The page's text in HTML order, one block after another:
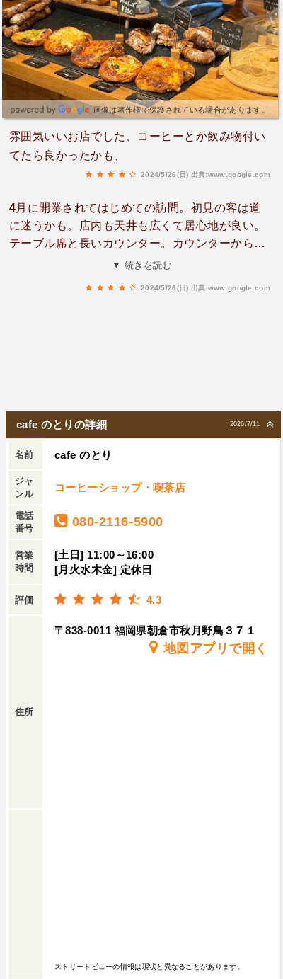
客さんが店内に案内されてから、ランチが売り切
れた事を知らされるはめに。もっと早く伝えるべ
きと感じたお客さんも多いはず。結局、並び損で
ランチを食べずに帰るお客さんたちは気の毒でし
かない。
画像は著作権で保護されている場合があります。
雰囲気いいお店でした、コーヒーとか飲み物付い
てたら良かったかも、
2024/5/26(日) 出典:www.google.com
4月に開業されてはじめての訪問。初見の客は道
に迷うかも。店内も天井も広くて居心地が良い。
テーブル席と長いカウンター。カウンターからは
プレートに料理やデザートが盛られて行く様子を
ていましたが、もしお客さんが集中したら少し混
乱するかもと思いました。感じの良い店なので末
永くこの地で頑張ってもらいたい。暖かく見守り
▼ 続きを読む
2024/5/26(日) 出典:www.google.com
2026/7/11
cafe のとりの詳細
名前 cafe のとり
ジャ
ンル
コーヒーショップ・喫茶店
電話
番号
080-2116-5900
営業
時間
[土日] 11:00～16:00
[月火水木金] 定休日
評価 4.3
住所
〒838-0011 福岡県朝倉市秋月野鳥３７１
地図アプリで開く
ストリートビューの情報は現状と異なることがあります。